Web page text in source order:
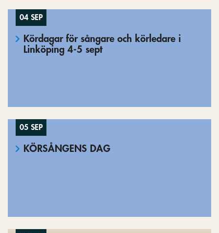
04 SEP
Kördagar för sångare och körledare i
Linköping 4-5 sept
05 SEP
KÖRSÅNGENS DAG